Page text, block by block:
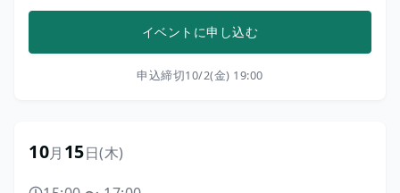
イベントに申し込む
申込締切10/2(金) 19:00
10月 15日(木)